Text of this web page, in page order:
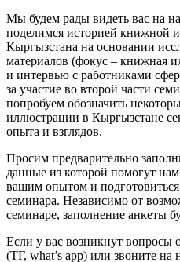
Мы будем рады видеть вас на
поделимся историей книжной
Кыргызстана на основании
материалов (фокус – книжная
и интервью с работниками
за участие во второй части
попробуем обозначить
иллюстрации в Кыргызстане
опыта и взглядов.
Просим предварительно
данные из которой помогут нам
вашим опытом и
семинара. Независимо от
семинаре, заполнение анкеты
Если у вас возникнут вопросы
(ТГ, what’s app) или звоните на